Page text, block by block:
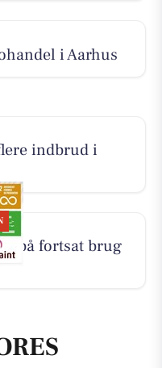
i Aarhus
indbrud i
på fortsat brug